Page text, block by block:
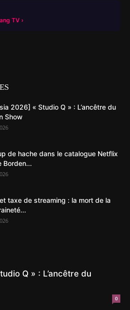
TV
2026] « Studio Q » : L’ancêtre du
Show
de hache dans le catalogue Netflix
Borden...
taxe de streaming : la mort de la
Q » : L’ancêtre du
0